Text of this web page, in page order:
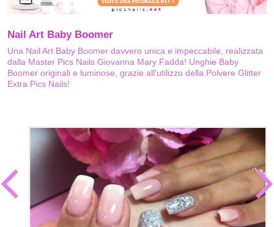
Nail Art Baby Boomer
Una Nail Art Baby Boomer davvero unica e impeccabile, realizzata
dalla Master Pics Nails Giovanna Mary Fadda! Unghie Baby
Boomer originali e luminose, grazie all'utilizzo della Polvere Glitter
Extra Pics Nails!